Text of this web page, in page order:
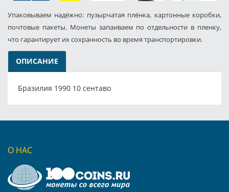
Упаковываем надёжно: пузырчатая плёнка, картонные коробки,
почтовые пакеты. Монеты запаиваем по отдельности в пленку,
что гарантирует их сохранность во время транспортировки.
ОПИСАНИЕ
Бразилия 1990 10 сентаво
О НАС